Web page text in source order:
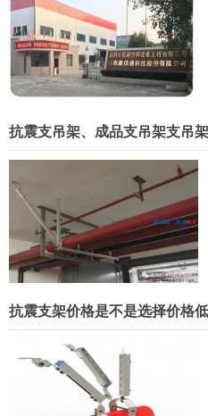
抗震支吊架、成品支吊架支吊
抗震支架价格是不是选择价格